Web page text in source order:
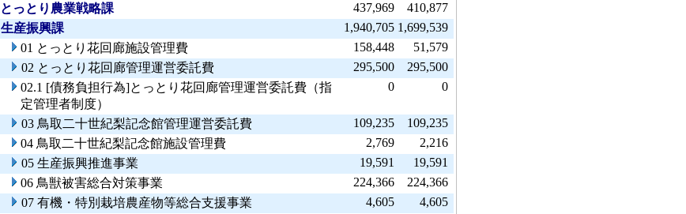
とっとり農業戦略課
437,969
410,877
生産振興課
1,940,705 1,699,539
01 とっとり花回廊施設管理費
158,448
51,579
02 とっとり花回廊管理運営委託費
295,500
295,500
02.1 [債務負担行為]とっとり花回廊管理運営委託費（指
定管理者制度）
0 0
03 鳥取二十世紀梨記念館管理運営委託費 109,235
109,235
04 鳥取二十世紀梨記念館施設管理費
2,769
2,216
05 生産振興推進事業
19,591
19,591
06 鳥獣被害総合対策事業
224,366
224,366
07 有機・特別栽培農産物等総合支援事業
4,605
4,605